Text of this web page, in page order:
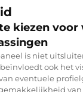
kiezen voor
is niet
ook het
eventuele
van